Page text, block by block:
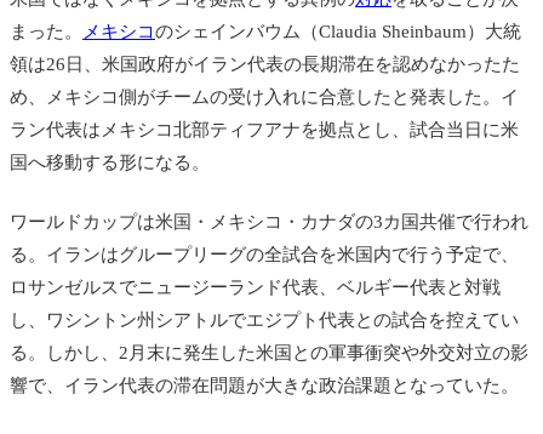
まった。
メキシコのシェインバウム（Claudia Sheinbaum）大統
領は26日、米国政府がイラン代表の長期滞在を認めなかったた
め、メキシコ側がチームの受け入れに合意したと発表した。イ
ラン代表はメキシコ北部ティフアナを拠点とし、試合当日に米
国へ移動する形になる。
ワールドカップは米国・メキシコ・カナダの3カ国共催で行われ
る。イランはグループリーグの全試合を米国内で行う予定で、
ロサンゼルスでニュージーランド代表、ベルギー代表と対戦
し、ワシントン州シアトルでエジプト代表との試合を控えてい
る。しかし、2月末に発生した米国との軍事衝突や外交対立の影
響で、イラン代表の滞在問題が大きな政治課題となっていた。